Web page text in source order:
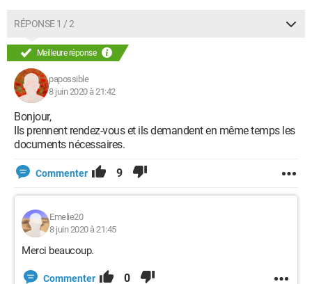
RÉPONSE 1 / 2
Meilleure réponse
papossible
8 juin 2020 à 21:42
Bonjour,
Ils prennent rendez-vous et ils demandent en même temps les
documents nécessaires.
Commenter 9
Emelie20
8 juin 2020 à 21:45
Merci beaucoup.
Commenter 0